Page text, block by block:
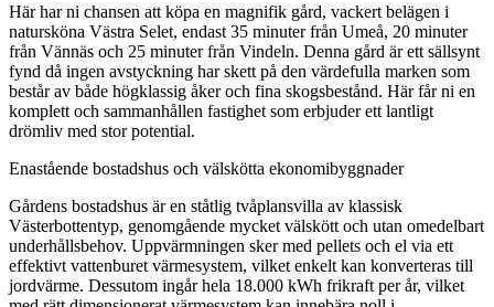
Här har ni chansen att köpa en magnifik gård, vackert belägen i
natursköna Västra Selet, endast 35 minuter från Umeå, 20 minuter
från Vännäs och 25 minuter från Vindeln. Denna gård är ett sällsynt
fynd då ingen avstyckning har skett på den värdefulla marken som
består av både högklassig åker och fina skogsbestånd. Här får ni en
komplett och sammanhållen fastighet som erbjuder ett lantligt
drömliv med stor potential.
Enastående bostadshus och välskötta ekonomibyggnader
Gårdens bostadshus är en ståtlig tvåplansvilla av klassisk
Västerbottentyp, genomgående mycket välskött och utan omedelbart
underhållsbehov. Uppvärmningen sker med pellets och el via ett
effektivt vattenburet värmesystem, vilket enkelt kan konverteras till
jordvärme. Dessutom ingår hela 18.000 kWh frikraft per år, vilket